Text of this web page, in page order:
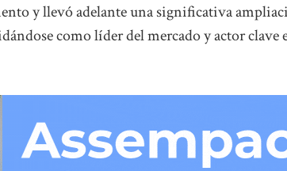
y llevó adelante una significativa
como líder del mercado y actor clave